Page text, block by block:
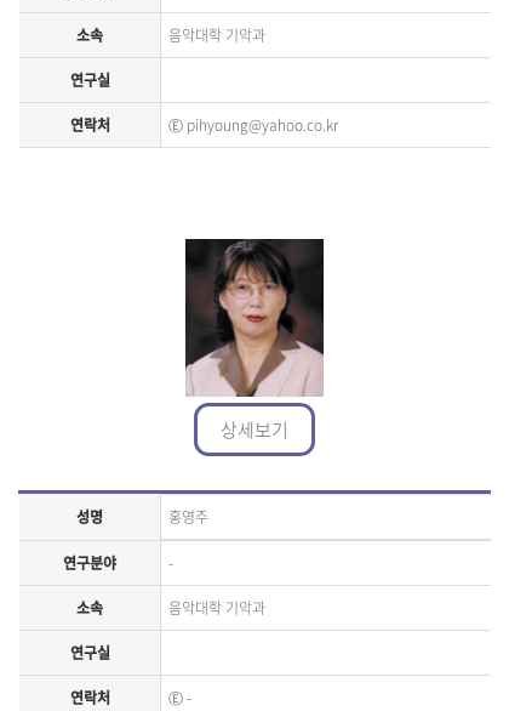
소속 음악대학 기악과
연구실
연락처 Ⓔ pihyoung@yahoo.co.kr
상세보기
성명 홍영주
연구분야 -
소속 음악대학 기악과
연구실
연락처 Ⓔ-